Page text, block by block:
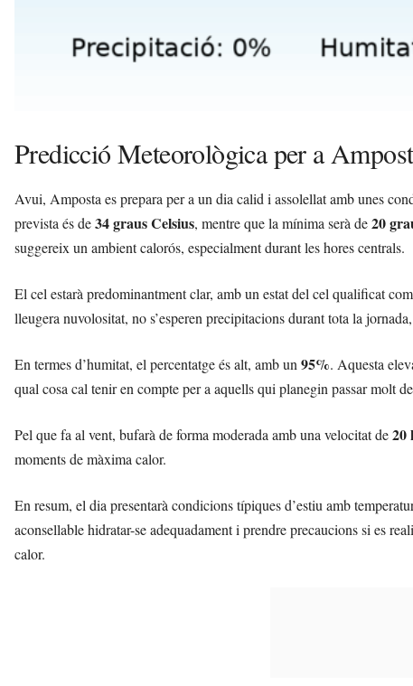
Predicció Meteorològica per a
Avui, Amposta es prepara per a un dia calid i assolellat amb unes
prevista és de34 graus Celsius, mentre que la mínima serà de20
suggereix un ambient calorós, especialment durant les hores centrals.
El cel estarà predominantment clar, amb un estat del cel qualificat
lleugera nuvolositat, no s’esperen precipitacions durant tota la
En termes d’humitat, el percentatge és alt, amb un 95%. Aquesta
qual cosa cal tenir en compte per a aquells qui planegin passar molt
Pel que fa al vent, bufarà de forma moderada amb una velocitat de20
moments de màxima calor.
En resum, el dia presentarà condicions típiques d’estiu amb
aconsellable hidratar-se adequadament i prendre precaucions si es
calor.